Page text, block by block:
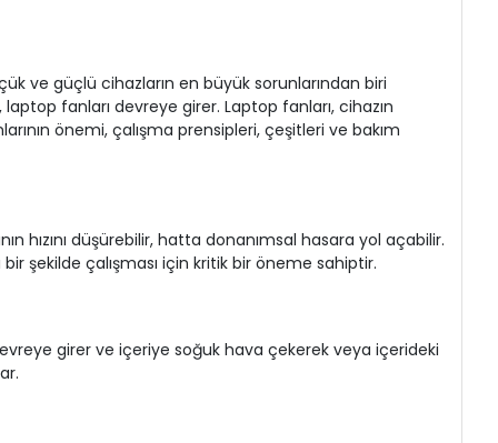
ve güçlü cihazların en büyük sorunlarından biri
fanları devreye girer. Laptop fanları, cihazın
önemi, çalışma prensipleri, çeşitleri ve bakım
hızını düşürebilir, hatta donanımsal hasara yol açabilir.
bir şekilde çalışması için kritik bir öneme sahiptir.
girer ve içeriye soğuk hava çekerek veya içerideki